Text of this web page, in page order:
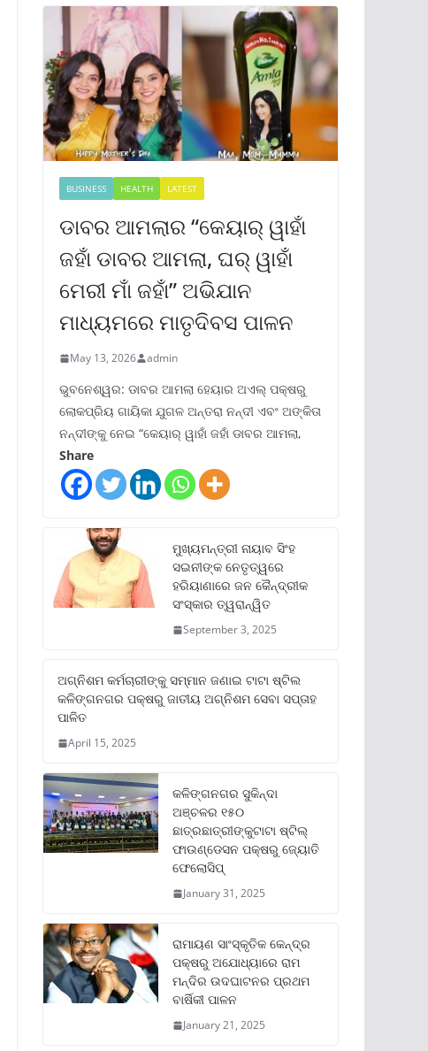
BUSINESS HEALTH LATEST
ଡାବର ଆମଲାର “କେୟାର୍ ୱାହାଁ
ଜହାଁ ଡାବର ଆମଲା, ଘର୍ ୱାହାଁ
ମେରୀ ମାଁ ଜହାଁ” ଅଭିଯାନ
ମାଧ୍ୟମରେ ମାତୃଦିବସ ପାଳନ
May 13, 2026 admin
ଭୁବନେଶ୍ୱର: ଡାବର ଆମଲା ହେୟାର ଅଏଲ୍ ପକ୍ଷରୁ
ଲୋକପ୍ରିୟ ଗାୟିକା ଯୁଗଳ ଅନ୍ତରା ନନ୍ଦୀ ଏବଂ ଅଙ୍କିତା
ନନ୍ଦୀଙ୍କୁ ନେଇ “କେୟାର୍ ୱାହାଁ ଜହାଁ ଡାବର ଆମଲା,
Share
ମୁଖ୍ୟମନ୍ତ୍ରୀ ନାୟାବ ସିଂହ
ସଇନୀଙ୍କ ନେତୃତ୍ୱରେ
ହରିୟାଣାରେ ଜନ କୈନ୍ଦ୍ରୀକ
ସଂସ୍କାର ତ୍ୱରାନ୍ୱିତ
September 3, 2025
ଅଗ୍ନିଶମ କର୍ମଚାରୀଙ୍କୁ ସମ୍ମାନ ଜଣାଇ ଟାଟା ଷ୍ଟିଲ
କଳିଙ୍ଗନଗର ପକ୍ଷରୁ ଜାତୀୟ ଅଗ୍ନିଶମ ସେବା ସପ୍ତାହ
ପାଳିତ
April 15, 2025
କଳିଙ୍ଗନଗର ସୁକିନ୍ଦା
ଅଞ୍ଚଳର ୧୫୦
ଛାତ୍ରଛାତ୍ରୀଙ୍କୁଟାଟା ଷ୍ଟିଲ୍
ଫାଉଣ୍ଡେସନ ପକ୍ଷରୁ ଜ୍ୟୋତି
ଫେଲୋସିପ୍‌
January 31, 2025
ରାମାୟଣ ସାଂସ୍କୃତିକ କେନ୍ଦ୍ର
ପକ୍ଷରୁ ଅଯୋଧ୍ୟାରେ ରାମ
ମନ୍ଦିର ଉଦଘାଟନର ପ୍ରଥମ
ବାର୍ଷିକୀ ପାଳନ
January 21, 2025